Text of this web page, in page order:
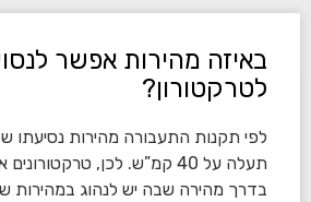
באיזה מהירות אפשר
לטרקטורון?
לפי תקנות התעבורה מהירות נסיעתו
תעלה על 40 קמ”ש. לכן,